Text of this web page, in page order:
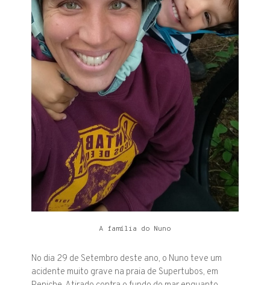
A família do Nuno
No dia 29 de Setembro deste ano, o Nuno teve um
acidente muito grave na praia de Supertubos, em